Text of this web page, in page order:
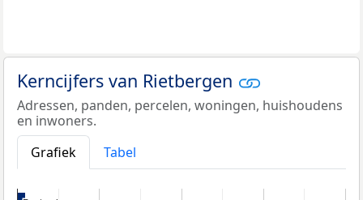
Kerncijfers van Rietbergen
Adressen, panden, percelen, woningen, huishoudens
en inwoners.
Grafiek
Tabel